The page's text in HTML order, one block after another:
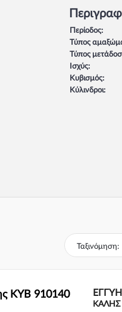
Περίοδος:
Τύπος
Τύπος
Ισχύς:
Κυβισμός:
Κύλινδροι:
Ταξινόμηση:
KYB 910140
ΚΑΛΗΣ